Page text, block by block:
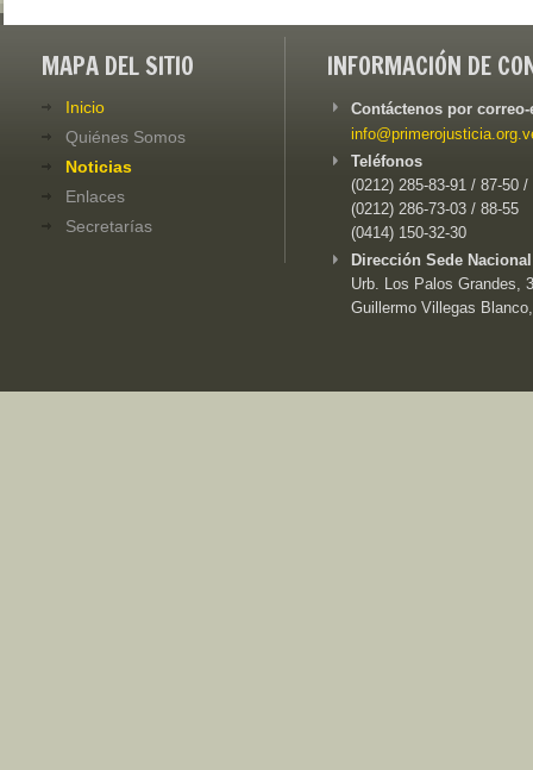
MAPA DEL SITIO
Inicio
Quiénes Somos
Noticias
Enlaces
Secretarías
INFORMACIÓN DE
Contáctenos por
Teléfonos
(0212) 285-83-91 / 87-50 /
(0212) 286-73-03 / 88-55
(0414) 150-32-30
Dirección Sede
Urb. Los Palos Grandes,
Guillermo Villegas